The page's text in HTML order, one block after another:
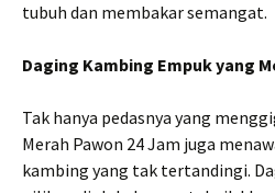
tubuh dan membakar semangat.
Daging Kambing Empuk yang
Tak hanya pedasnya yang
Merah Pawon 24 Jam juga
kambing yang tak tertandingi.